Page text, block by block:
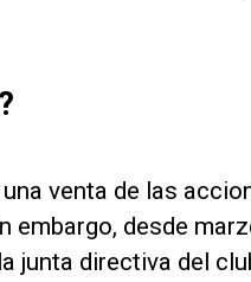
venta de las
embargo, desde
junta directiva del